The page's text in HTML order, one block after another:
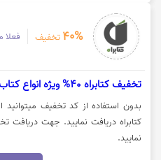
40% تخفیف فعلا
تخفیف کتابراه 40% ویژه انواع کتاب
کتابراه دریافت نمایید. جهت دریافت
نمایید.